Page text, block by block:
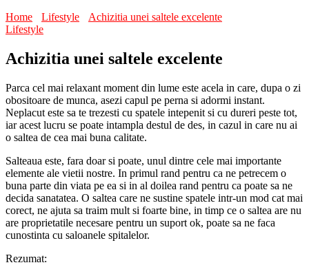
Home
Lifestyle
Achizitia unei saltele excelente
Lifestyle
Achizitia unei saltele excelente
Parca cel mai relaxant moment din lume este acela in care, dupa o zi
obositoare de munca, asezi capul pe perna si adormi instant.
Neplacut este sa te trezesti cu spatele intepenit si cu dureri peste tot,
iar acest lucru se poate intampla destul de des, in cazul in care nu ai
o saltea de cea mai buna calitate.
Salteaua este, fara doar si poate, unul dintre cele mai importante
elemente ale vietii nostre. In primul rand pentru ca ne petrecem o
buna parte din viata pe ea si in al doilea rand pentru ca poate sa ne
decida sanatatea. O saltea care ne sustine spatele intr-un mod cat mai
corect, ne ajuta sa traim mult si foarte bine, in timp ce o saltea are nu
are proprietatile necesare pentru un suport ok, poate sa ne faca
cunostinta cu saloanele spitalelor.
Rezumat: